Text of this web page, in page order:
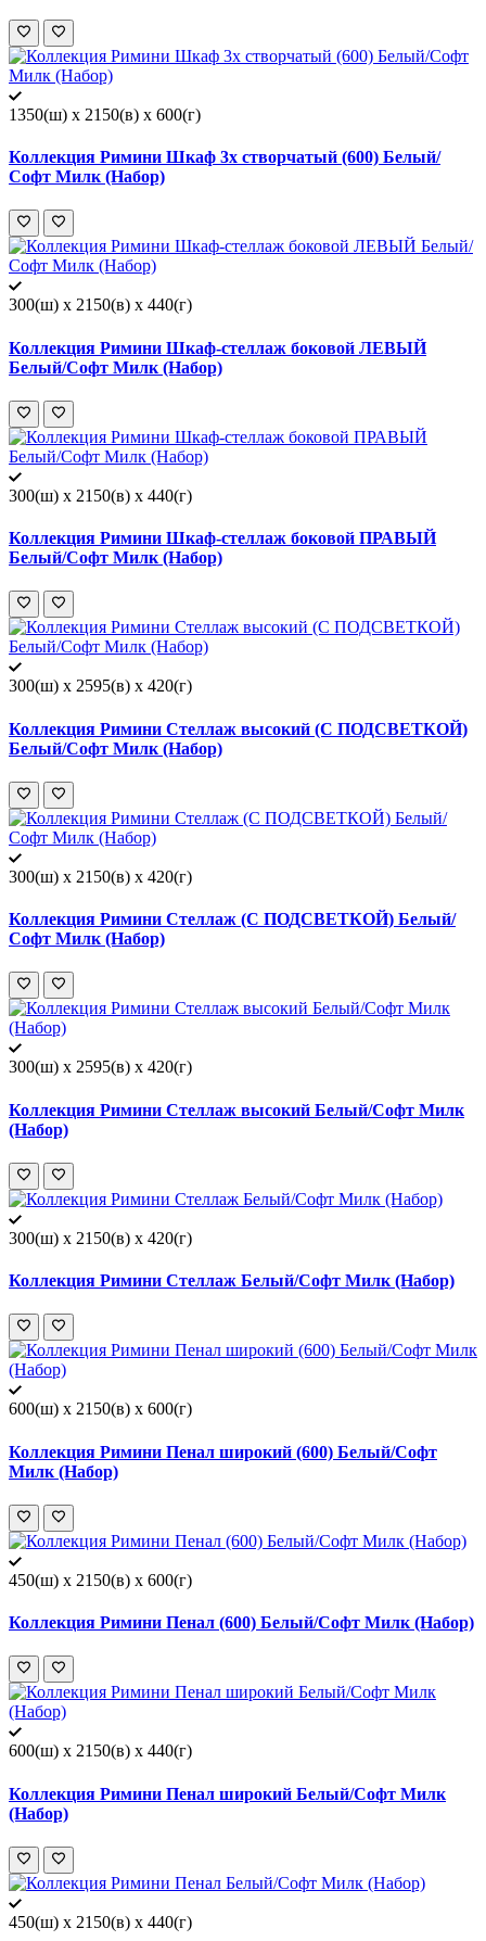
1350(ш) x 2150(в) x 600(г)
Коллекция Римини Шкаф 3х створчатый (600) Белый/
Софт Милк (Набор)
300(ш) x 2150(в) x 440(г)
Коллекция Римини Шкаф-стеллаж боковой ЛЕВЫЙ
Белый/Софт Милк (Набор)
300(ш) x 2150(в) x 440(г)
Коллекция Римини Шкаф-стеллаж боковой ПРАВЫЙ
Белый/Софт Милк (Набор)
300(ш) x 2595(в) x 420(г)
Коллекция Римини Стеллаж высокий (С ПОДСВЕТКОЙ)
Белый/Софт Милк (Набор)
300(ш) x 2150(в) x 420(г)
Коллекция Римини Стеллаж (С ПОДСВЕТКОЙ) Белый/
Софт Милк (Набор)
300(ш) x 2595(в) x 420(г)
Коллекция Римини Стеллаж высокий Белый/Софт Милк
(Набор)
300(ш) x 2150(в) x 420(г)
Коллекция Римини Стеллаж Белый/Софт Милк (Набор)
600(ш) x 2150(в) x 600(г)
Коллекция Римини Пенал широкий (600) Белый/Софт
Милк (Набор)
450(ш) x 2150(в) x 600(г)
Коллекция Римини Пенал (600) Белый/Софт Милк (Набор)
600(ш) x 2150(в) x 440(г)
Коллекция Римини Пенал широкий Белый/Софт Милк
(Набор)
450(ш) x 2150(в) x 440(г)